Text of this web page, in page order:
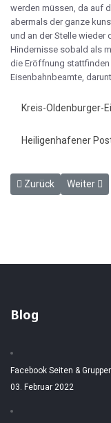
werden müssen, da auf
abermals der ganze
und an der Stelle wieder
Hindernisse sobald als
die Eröffnung
Eisenbahnbeamte,
Kreis-Oldenburger-
Heiligenhafener
Vorheriger Beitrag:
Zurück Nächster
Weiter
Blog
Facebook Seiten &
03. Februar 2022